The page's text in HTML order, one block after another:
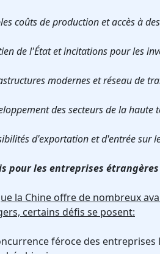
coûts de production et accès à
de l'État et incitations pour les
modernes et réseau de
des secteurs de la
d'exportation et d'entrée sur
pour les entreprises
la Chine offre de nombreux
certains défis se posent:
féroce des